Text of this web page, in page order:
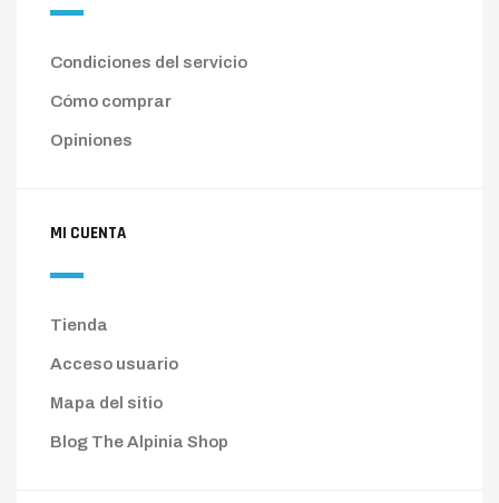
Condiciones del servicio
Cómo comprar
Opiniones
MI CUENTA
Tienda
Acceso usuario
Mapa del sitio
Blog The Alpinia Shop